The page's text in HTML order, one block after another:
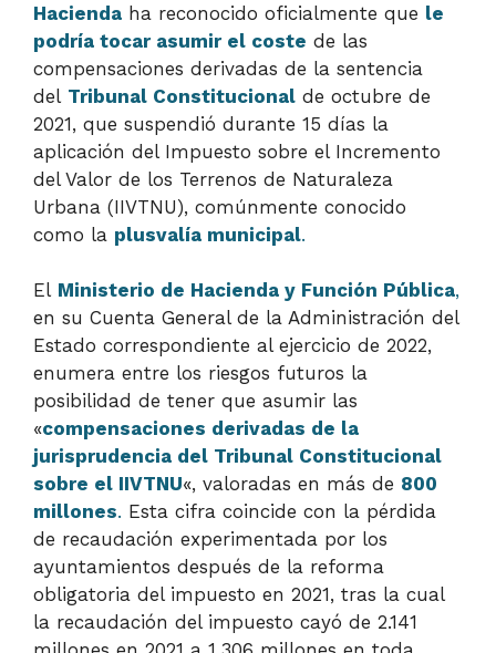
Hacienda ha reconocido oficialmente que le
podría tocar asumir el coste de las
compensaciones derivadas de la sentencia
del Tribunal Constitucional de octubre de
2021, que suspendió durante 15 días la
aplicación del Impuesto sobre el Incremento
del Valor de los Terrenos de Naturaleza
Urbana (IIVTNU), comúnmente conocido
como la plusvalía municipal.
El Ministerio de Hacienda y Función Pública,
en su Cuenta General de la Administración del
Estado correspondiente al ejercicio de 2022,
enumera entre los riesgos futuros la
posibilidad de tener que asumir las
«compensaciones derivadas de la
jurisprudencia del Tribunal Constitucional
sobre el IIVTNU«, valoradas en más de 800
millones. Esta cifra coincide con la pérdida
de recaudación experimentada por los
ayuntamientos después de la reforma
obligatoria del impuesto en 2021, tras la cual
la recaudación del impuesto cayó de 2.141